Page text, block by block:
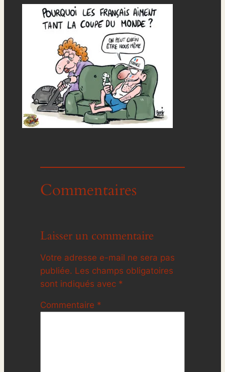
Commentaires
Laisser un commentaire
Votre adresse e-mail ne sera pas
publiée. Les champs obligatoires
sont indiqués avec *
Commentaire *